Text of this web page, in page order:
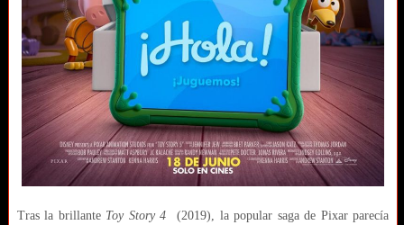
Tras la brillante Toy Story 4
(2019), la popular saga de Pixar parecía